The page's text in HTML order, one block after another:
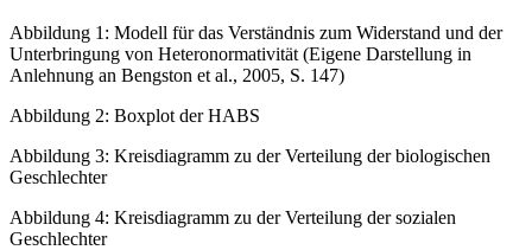
Abbildung 1: Modell für das Verständnis zum Widerstand und der
Unterbringung von Heteronormativität (Eigene Darstellung in
Anlehnung an Bengston et al., 2005, S. 147)
Abbildung 2: Boxplot der HABS
Abbildung 3: Kreisdiagramm zu der Verteilung der biologischen
Geschlechter
Abbildung 4: Kreisdiagramm zu der Verteilung der sozialen
Geschlechter